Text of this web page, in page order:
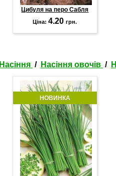
Цибуля на перо Сабля
Ціна:4.20грн.
Насіння / Насіння овочів /
НОВИНКА